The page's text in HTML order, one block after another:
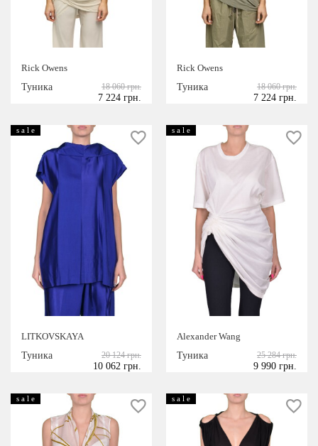
Rick Owens
Туника
18 060 грн.
7 224 грн.
Rick Owens
Туника
18 060 грн.
7 224 грн.
s a l e
LITKOVSKAYA
Туника
20 124 грн.
10 062 грн.
s a l e
Alexander Wang
Туника
25 284 грн.
9 990 грн.
s a l e s a l e